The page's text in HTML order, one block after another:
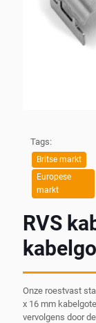
Tags:
Britse markt
Europese
markt
RVS
Onze roestvast
x 16 mm
vervolgens door